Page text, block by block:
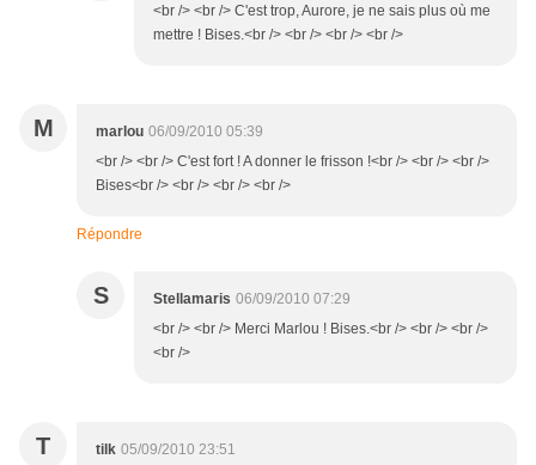
<br /> <br /> C'est trop, Aurore, je ne sais plus où me
mettre ! Bises.<br /> <br /> <br /> <br />
M marlou 06/09/2010 05:39
<br /> <br /> C'est fort ! A donner le frisson !<br /> <br /> <br />
Bises<br /> <br /> <br /> <br />
Répondre
S Stellamaris 06/09/2010 07:29
<br /> <br /> Merci Marlou ! Bises.<br /> <br /> <br />
<br />
T tilk 05/09/2010 23:51